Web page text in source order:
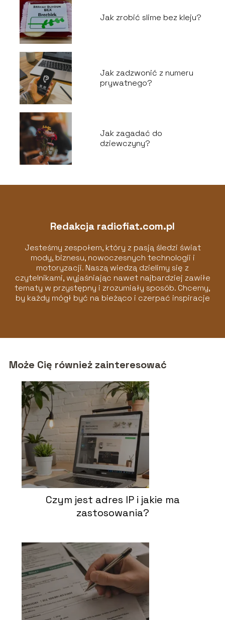
Jak zrobić slime bez kleju?
Jak zadzwonić z numeru
prywatnego?
Jak zagadać do
dziewczyny?
Redakcja radiofiat.com.pl
Jesteśmy zespołem, który z pasją śledzi świat
mody, biznesu, nowoczesnych technologii i
motoryzacji. Naszą wiedzą dzielimy się z
czytelnikami, wyjaśniając nawet najbardziej zawiłe
tematy w przystępny i zrozumiały sposób. Chcemy,
by każdy mógł być na bieżąco i czerpać inspiracje
Może Cię również zainteresować
Czym jest adres IP i jakie ma
zastosowania?